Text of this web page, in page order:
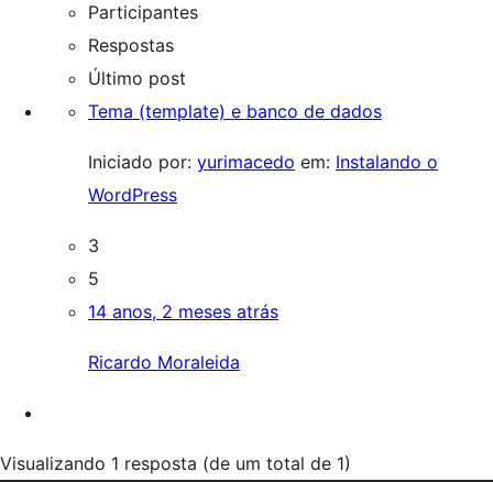
Participantes
Respostas
Último post
Tema (template) e banco de dados
Iniciado por: yurimacedo em: Instalando o
WordPress
3
5
14 anos, 2 meses atrás
Ricardo Moraleida
Visualizando 1 resposta (de um total de 1)